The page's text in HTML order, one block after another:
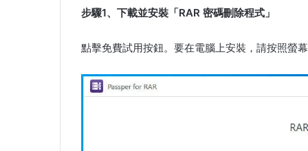
步驟1、下載並安裝「RAR 密碼刪除程式」
點擊免費試用按鈕。要在電腦上安裝，請按照螢